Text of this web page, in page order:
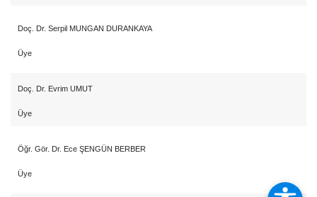
Doç. Dr. Serpil MUNGAN DURANKAYA
Üye
Doç. Dr. Evrim UMUT
Üye
Öğr. Gör. Dr. Ece ŞENGÜN BERBER
Üye